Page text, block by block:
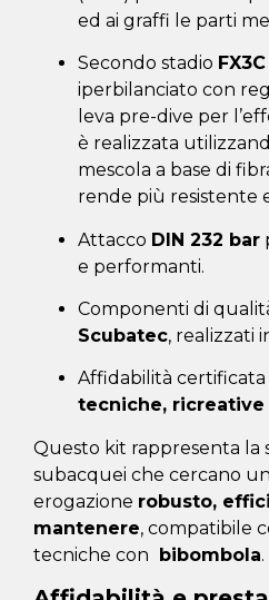
ed ai graffi le parti
Secondo stadio FX3C
iperbilanciato con
leva pre-dive per
è realizzata
mescola a base di
rende più resistente
Attacco DIN 232 bar
e performanti.
Componenti di
Scubatec, realizzati
Affidabilità
tecniche,
Questo kit rappresenta la
subacquei che cercano
erogazione robusto,
mantenere, compatibile
tecniche con bibombola.